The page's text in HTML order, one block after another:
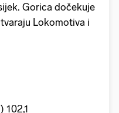
Gorica dočekuje
Lokomotiva i
102,1